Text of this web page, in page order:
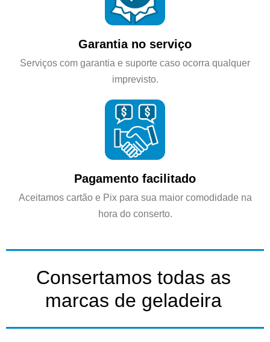
Garantia no serviço
Serviços com garantia e suporte caso ocorra qualquer
imprevisto.
Pagamento facilitado
Aceitamos cartão e Pix para sua maior comodidade na
hora do conserto.
Consertamos todas as
marcas de geladeira